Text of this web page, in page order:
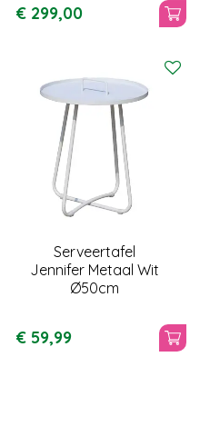
€ 299,00
Serveertafel
Jennifer Metaal Wit
Ø50cm
€ 59,99